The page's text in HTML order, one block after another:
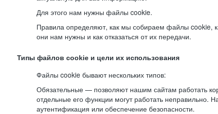
Для этого нам нужны файлы cookie.
Правила определяют, как мы собираем файлы cookie,
они нам нужны и как отказаться от их передачи.
Типы файлов cookie и цели их использования
Файлы cookie бывают нескольких типов:
Обязательные — позволяют нашим сайтам работать
отдельные его функции могут работать неправильно.
аутентификация или обеспечение безопасности.